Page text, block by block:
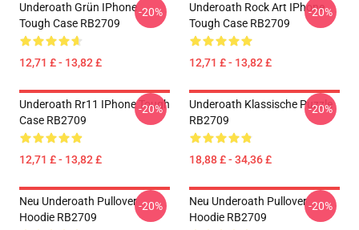
Underoath Grün IPhone
Tough Case RB2709
12,71 £ - 13,82 £
-20%
Underoath Rock Art IPhone
Tough Case RB2709
12,71 £ - 13,82 £
-20%
Underoath Rr11 IPhone Tough
Case RB2709
12,71 £ - 13,82 £
-20%
Underoath Klassische Puzzle
RB2709
18,88 £ - 34,36 £
-20%
Neu Underoath Pullover
Hoodie RB2709
-20%
Neu Underoath Pullover
Hoodie RB2709
-20%